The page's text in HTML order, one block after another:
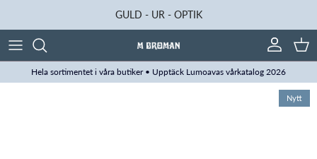
GULD - UR - OPTIK
Konto
Hela sortimentet i våra butiker • Upptäck Lumoavas vårkatalog 2026
Nytt